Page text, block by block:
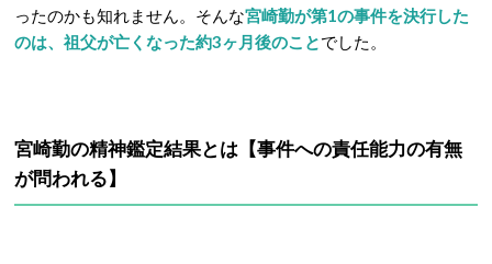
ったのかも知れません。そんな宮崎勤が第1の事件を決行した
のは、祖父が亡くなった約3ヶ月後のことでした。
宮崎勤の精神鑑定結果とは【事件への責任能力の有無
が問われる】